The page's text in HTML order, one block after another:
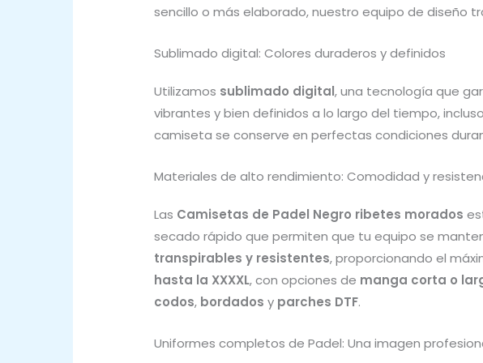
sencillo o más elaborado, nuestro equipo de diseño
Sublimado digital: Colores duraderos y definidos
Utilizamos sublimado digital, una tecnología que
vibrantes y bien definidos a lo largo del tiempo,
camiseta se conserve en perfectas condiciones
Materiales de alto rendimiento: Comodidad y
Las Camisetas de Padel Negro ribetes morados
secado rápido que permiten que tu equipo se
transpirables y resistentes, proporcionando el
hasta la XXXXL, con opciones de manga corta o
codos, bordados y parches DTF.
Uniformes completos de Padel: Una imagen